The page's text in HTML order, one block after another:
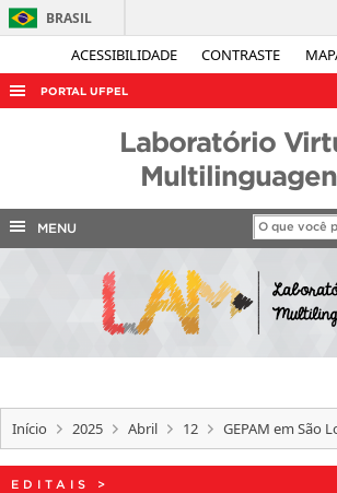
ACESSIBILIDADE CONTRASTE
BRASIL
Acesso
PORTAL UFPEL
INTERNACIONAL
TELEFONES
Laboratório
MENU
Início 2025 Abril 12 GEPAM em São
EDITAIS >